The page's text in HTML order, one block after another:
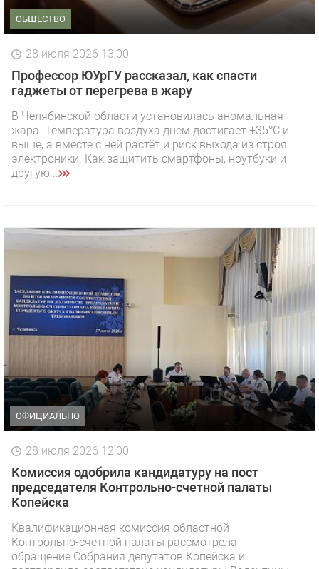
ОБЩЕСТВО
28 июля 2026 13:00
Профессор ЮУрГУ рассказал, как спасти
гаджеты от перегрева в жару
В Челябинской области установилась аномальная
жара. Температура воздуха днём достигает +35°C и
выше, а вместе с ней растёт и риск выхода из строя
электроники. Как защитить смартфоны, ноутбуки и
другую...
ОФИЦИАЛЬНО
28 июля 2026 12:00
Комиссия одобрила кандидатуру на пост
председателя Контрольно-счетной палаты
Копейска
Квалификационная комиссия областной
Контрольно-счетной палаты рассмотрела
обращение Собрания депутатов Копейска и
1 видео СМОТРЕТЬ